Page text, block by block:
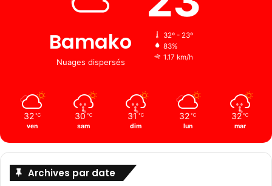
Bamako
Nuages ​​dispersés
32º - 23º
83%
1.17 km/h
32 ℃
ven
30 ℃
sam
31 ℃
dim
32 ℃
lun
32 ℃
mar
Archives par date